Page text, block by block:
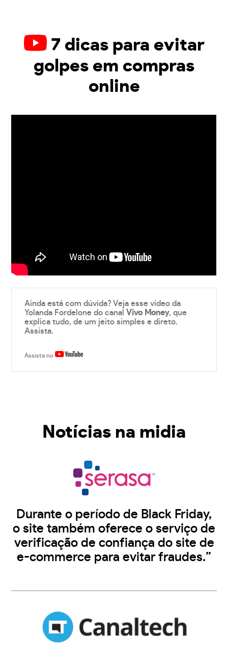
7 dicas para evitar
golpes em compras
online
Ainda está com dúvida? Veja esse vídeo da
Yolanda Fordelone do canalVivo Money, que
explica tudo, de um jeito simples e direto.
Assista.
Assista no
Notícias na midia
Durante o período de Black Friday,
o site também oferece o serviço de
verificação de confiança do site de
e-commerce para evitar fraudes.”